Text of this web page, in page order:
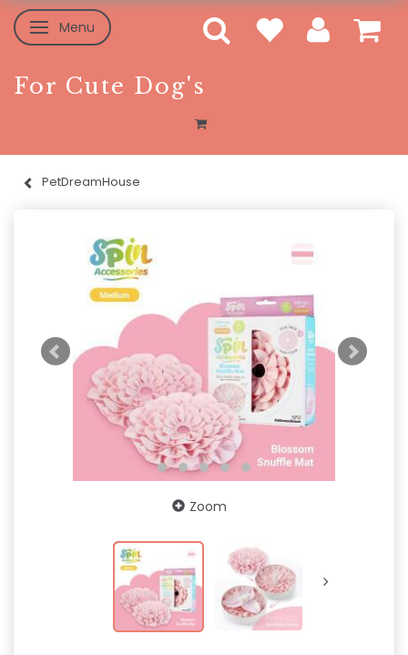
Skifte navigation
Menu
For Cute Dog's
PetDreamHouse
Zoom